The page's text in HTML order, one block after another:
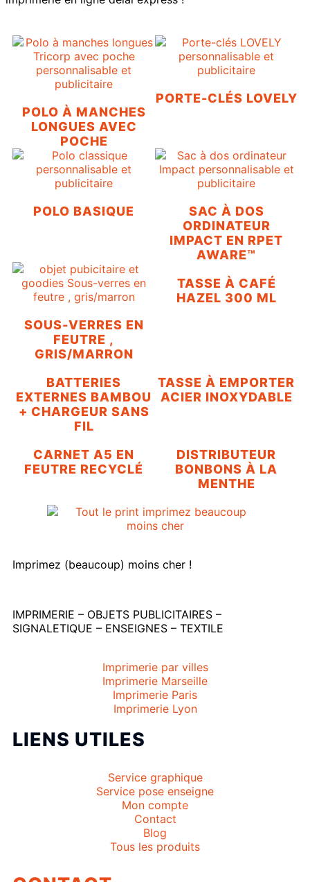
POLO À MANCHES
LONGUES AVEC
POCHE
PORTE-CLÉS LOVELY
POLO BASIQUE
SAC À DOS
ORDINATEUR
IMPACT EN RPET
AWARE™
SOUS-VERRES EN
FEUTRE ,
GRIS/MARRON
TASSE À CAFÉ
HAZEL 300 ML
BATTERIES
EXTERNES BAMBOU
+ CHARGEUR SANS
FIL
TASSE À EMPORTER
ACIER INOXYDABLE
CARNET A5 EN
FEUTRE RECYCLÉ
DISTRIBUTEUR
BONBONS À LA
MENTHE
Imprimez (beaucoup) moins cher !
IMPRIMERIE – OBJETS PUBLICITAIRES –
SIGNALETIQUE – ENSEIGNES – TEXTILE
Imprimerie par villes
Imprimerie Marseille
Imprimerie Paris
Imprimerie Lyon
LIENS UTILES
Service graphique
Service pose enseigne
Mon compte
Contact
Blog
Tous les produits